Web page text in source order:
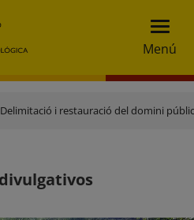
Menú
Delimitació i restauració del domini